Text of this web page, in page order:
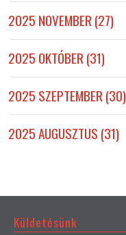
2025 NOVEMBER (27)
2025 OKTÓBER (31)
2025 SZEPTEMBER (30)
2025 AUGUSZTUS (31)
Küldetésünk